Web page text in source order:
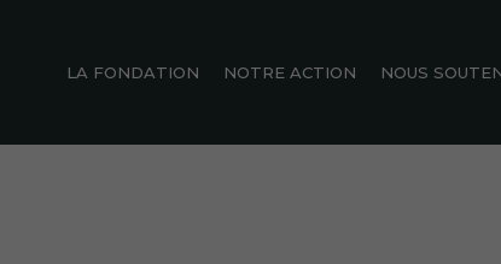
LA FONDATION NOTRE ACTION NOUS